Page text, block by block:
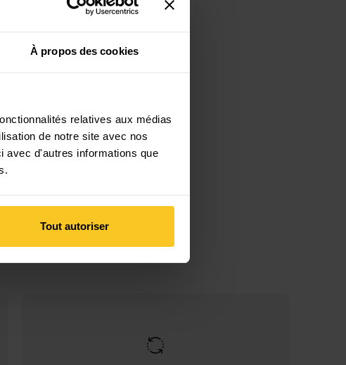
À propos des cookies
relatives aux médias
de notre site avec nos
avec d'autres informations que
Tout autoriser